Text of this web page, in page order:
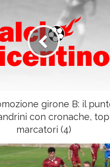
girone B: il
con cronache,
marcatori (4)